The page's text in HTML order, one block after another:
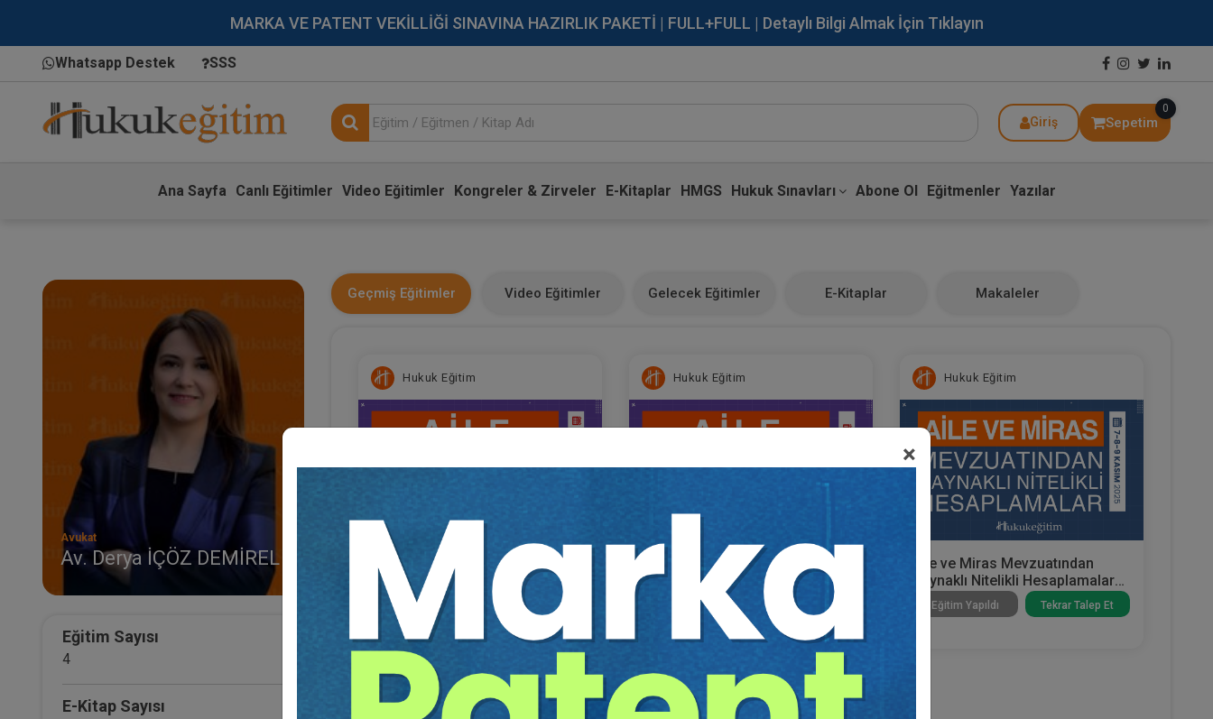
MARKA VE PATENT VEKİLLİĞİ SINAVINA HAZIRLIK PAKETİ | FULL+FULL | Detaylı Bilgi Almak İçin Tıklayın
Whatsapp Destek SSS
Giriş Sepetim
0
Ana Sayfa Canlı Eğitimler Video Eğitimler Kongreler & Zirveler E-Kitaplar HMGS Hukuk Sınavları Abone Ol Eğitmenler Yazılar
×
Avukat
Av. Derya İÇÖZ DEMİREL
Eğitim Sayısı
4
E-Kitap Sayısı
Geçmiş Eğitimler Video Eğitimler Gelecek Eğitimler E-Kitaplar Makaleler
Hukuk Eğitim
Aile Mevzuatından Kaynaklı
Nitelikli Hesaplamalar Eğitimi
Eğitim Yapıldı Tekrar Talep Et
Hukuk Eğitim
Aile Mevzuatından Kaynaklı
Nitelikli Hesaplamalar Eğitimi
Eğitim Yapıldı Tekrar Talep Et
Hukuk Eğitim
Aile ve Miras Mevzuatından
Kaynaklı Nitelikli Hesaplamalar
Eğitimi | 3. Dönem
Eğitim Yapıldı Tekrar Talep Et
Hukuk Eğitim